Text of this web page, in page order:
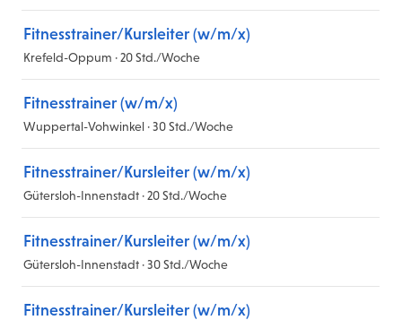
Fitnesstrainer/Kursleiter (w/m/x)
Krefeld-Oppum · 20 Std./Woche
Fitnesstrainer (w/m/x)
Wuppertal-Vohwinkel · 30 Std./Woche
Fitnesstrainer/Kursleiter (w/m/x)
Gütersloh-Innenstadt · 20 Std./Woche
Fitnesstrainer/Kursleiter (w/m/x)
Gütersloh-Innenstadt · 30 Std./Woche
Fitnesstrainer/Kursleiter (w/m/x)